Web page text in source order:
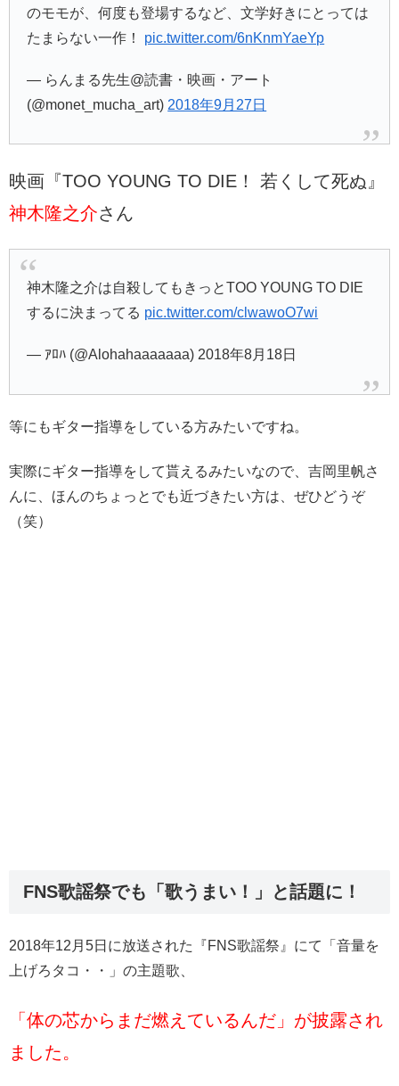
のモモが、何度も登場するなど、文学好きにとっては
たまらない一作！ pic.twitter.com/6nKnmYaeYp
— らんまる先生@読書・映画・アート
(@monet_mucha_art) 2018年9月27日
映画『TOO YOUNG TO DIE！ 若くして死ぬ』
神木隆之介さん
神木隆之介は自殺してもきっとTOO YOUNG TO DIE
するに決まってる pic.twitter.com/clwawoO7wi
— ｱﾛﾊ (@Alohahaaaaaaa) 2018年8月18日
等にもギター指導をしている方みたいですね。
実際にギター指導をして貰えるみたいなので、吉岡里帆さ
んに、ほんのちょっとでも近づきたい方は、ぜひどうぞ
（笑）
FNS歌謡祭でも「歌うまい！」と話題に！
2018年12月5日に放送された『FNS歌謡祭』にて「音量を
上げろタコ・・」の主題歌、
「体の芯からまだ燃えているんだ」が披露され
ました。